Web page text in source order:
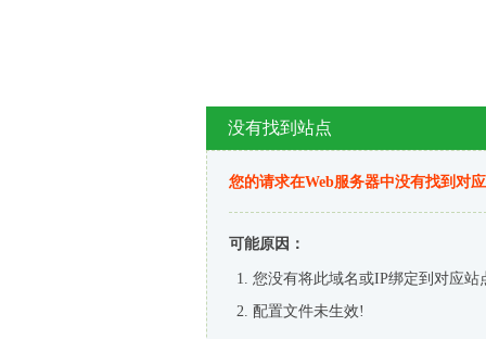
没有找到站点
您的请求在Web服务器中没有找到对
可能原因：
您没有将此域名或IP绑定到对应站
配置文件未生效!